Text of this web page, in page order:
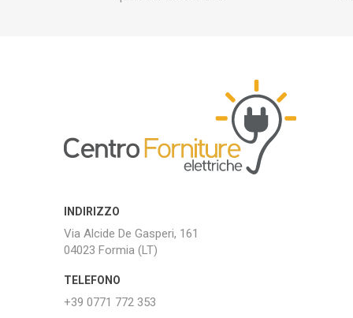
INDIRIZZO
Via Alcide De Gasperi, 161
04023 Formia (LT)
TELEFONO
+39 0771 772 353